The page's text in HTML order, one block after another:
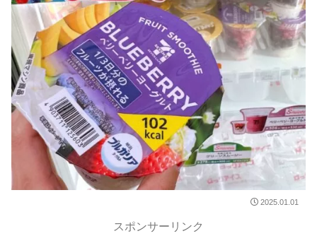
2025.01.01
スポンサーリンク